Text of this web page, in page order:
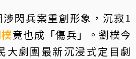
涉閃兵案重創形象，沉寂1
竟也成「傷兵」。劉樸今
大劇團最新沉浸式定目劇